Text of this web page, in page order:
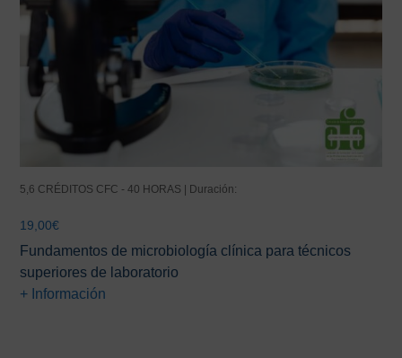
5,6 CRÉDITOS CFC - 40 HORAS | Duración:
19,00€
Fundamentos de microbiología clínica para técnicos
superiores de laboratorio
+ Información